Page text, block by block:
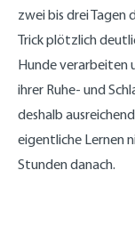
zwei bis drei Tagen
Trick plötzlich
Hunde verarbeiten
ihrer Ruhe- und
deshalb
eigentliche Lernen
Stunden danach.